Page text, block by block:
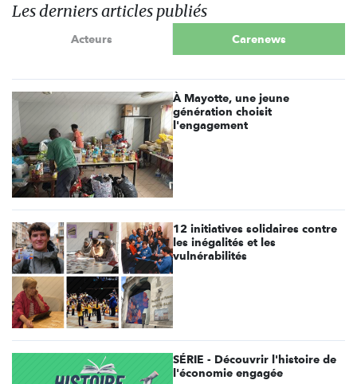
Les derniers articles publiés
Acteurs Carenews
À Mayotte, une jeune
génération choisit
l'engagement
12 initiatives solidaires contre
les inégalités et les
vulnérabilités
SÉRIE - Découvrir l'histoire de
l'économie engagée